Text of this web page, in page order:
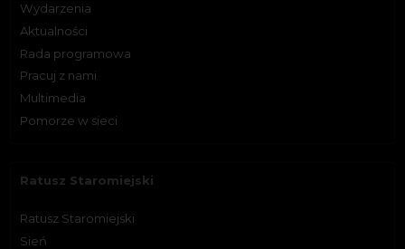
Wydarzenia
Aktualności
Rada programowa
Pracuj z nami
Multimedia
Pomorze w sieci
Ratusz Staromiejski
Ratusz Staromiejski
Sień